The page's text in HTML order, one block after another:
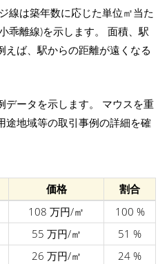
線は築年数に応じた単位㎡当た
乖離線)を示します。 面積、駅
ば、駅からの距離が遠くなる
データを示します。 マウスを重
途地域等の取引事例の詳細を確
価格
割合
108 万円/㎡
100 %
55 万円/㎡
51 %
26 万円/㎡
24 %